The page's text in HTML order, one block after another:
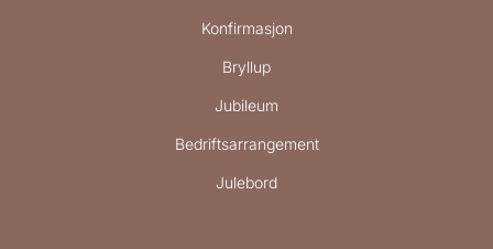
Konfirmasjon
Bryllup
Jubileum
Bedriftsarrangement
Julebord